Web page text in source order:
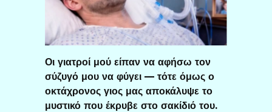
Οι γιατροί μού είπαν να αφήσω τον
σύζυγό μου να φύγει — τότε όμως ο
οκτάχρονος γιος μας αποκάλυψε το
μυστικό που έκρυβε στο σακίδιό του.